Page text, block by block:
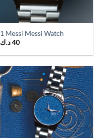
1 Messi Messi Watch
40د.ك